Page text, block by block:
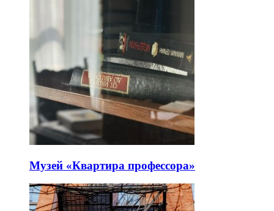
Музей «Квартира профессора»